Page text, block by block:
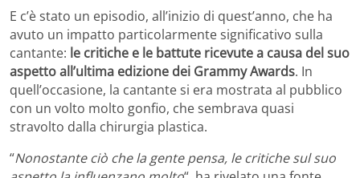
E c’è stato un episodio, all’inizio di quest’anno, che ha
avuto un impatto particolarmente significativo sulla
cantante: le critiche e le battute ricevute a causa del suo
aspetto all’ultima edizione dei Grammy Awards. In
quell’occasione, la cantante si era mostrata al pubblico
con un volto molto gonfio, che sembrava quasi
stravolto dalla chirurgia plastica.
“Nonostante ciò che la gente pensa, le critiche sul suo